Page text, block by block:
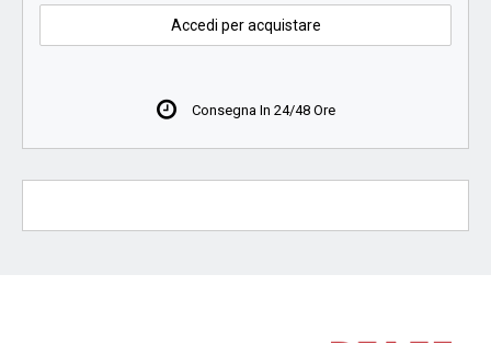
Accedi per acquistare
Consegna In 24/48 Ore